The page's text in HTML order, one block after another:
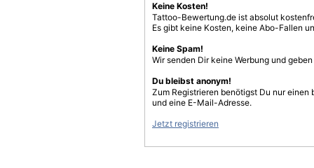
Keine Kosten!
Tattoo-Bewertung.de ist absolut
Es gibt keine Kosten, keine Abo-Fallen
Keine Spam!
Wir senden Dir keine Werbung und
Du bleibst anonym!
Zum Registrieren benötigst Du nur einen
und eine E-Mail-Adresse.
Jetzt registrieren